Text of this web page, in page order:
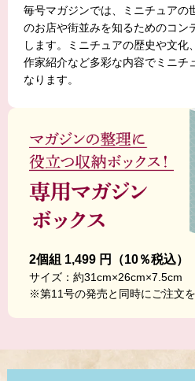
毎号マガジンでは、ミニチュアの
のお店や街並みを知るためのコン
します。ミニチュアの歴史や文化
作家紹介など多彩な内容でミニチ
なります。
2個組 1,499 円（10％税込）
サイズ：約31cm×26cm×7.5cm
※第11号の発売と同時にご注文を